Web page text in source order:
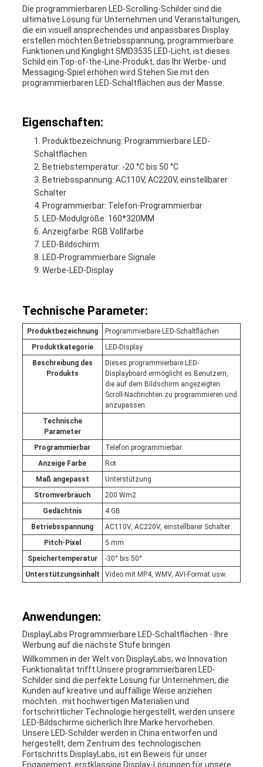
Die programmierbaren LED-Scrolling-Schilder sind die
ultimative Lösung für Unternehmen und Veranstaltungen,
die ein visuell ansprechendes und anpassbares Display
erstellen möchten.Betriebsspannung, programmierbare
Funktionen und Kinglight SMD3535 LED-Licht, ist dieses
Schild ein Top-of-the-Line-Produkt, das Ihr Werbe- und
Messaging-Spiel erhöhen wird.Stehen Sie mit den
programmierbaren LED-Schaltflächen aus der Masse.
Eigenschaften:
Produktbezeichnung: Programmierbare LED-
Schaltflächen
Betriebstemperatur: -20 °C bis 50 °C
Betriebsspannung: AC110V, AC220V, einstellbarer
Schalter
Programmierbar: Telefon-Programmierbar
LED-Modulgröße: 160*320MM
Anzeigfarbe: RGB Vollfarbe
LED-Bildschirm
LED-Programmierbare Signale
Werbe-LED-Display
Technische Parameter:
Produktbezeichnung
Programmierbare LED-Schaltflächen
Produktkategorie
LED-Display
Beschreibung des
Produkts
Dieses programmierbare LED-
Displayboard ermöglicht es Benutzern,
die auf dem Bildschirm angezeigten
Scroll-Nachrichten zu programmieren und
anzupassen.
Technische
Parameter
Programmierbar
Telefon programmierbar
Anzeige Farbe
Rot
Maß angepasst
Unterstützung
Stromverbrauch
200 Wm2
Gedächtnis
4 GB
Betriebsspannung
AC110V, AC220V, einstellbarer Schalter
Pitch-Pixel
5 mm
Speichertemperatur
-30° bis 50°
Unterstützungsinhalt
Video mit MP4, WMV, AVI-Format usw.
Anwendungen:
DisplayLabs Programmierbare LED-Schaltflächen - Ihre
Werbung auf die nächste Stufe bringen
Willkommen in der Welt von DisplayLabs, wo Innovation
Funktionalität trifft.Unsere programmierbaren LED-
Schilder sind die perfekte Lösung für Unternehmen, die
Kunden auf kreative und auffällige Weise anziehen
möchten.. mit hochwertigen Materialien und
fortschrittlicher Technologie hergestellt, werden unsere
LED-Bildschirme sicherlich Ihre Marke hervorheben.
Unsere LED-Schilder werden in China entworfen und
hergestellt, dem Zentrum des technologischen
Fortschritts.DisplayLabs, ist ein Beweis für unser
Engagement, erstklassige Display-Lösungen für unsere